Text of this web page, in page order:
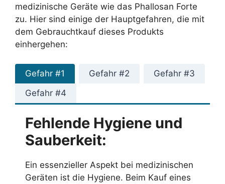
medizinische Geräte wie das Phallosan Forte
zu. Hier sind einige der Hauptgefahren, die mit
dem Gebrauchtkauf dieses Produkts
einhergehen:
Gefahr #1 Gefahr #2
Gefahr #3
Gefahr #4
Fehlende Hygiene und
Sauberkeit:
Ein essenzieller Aspekt bei medizinischen
Geräten ist die Hygiene. Beim Kauf eines